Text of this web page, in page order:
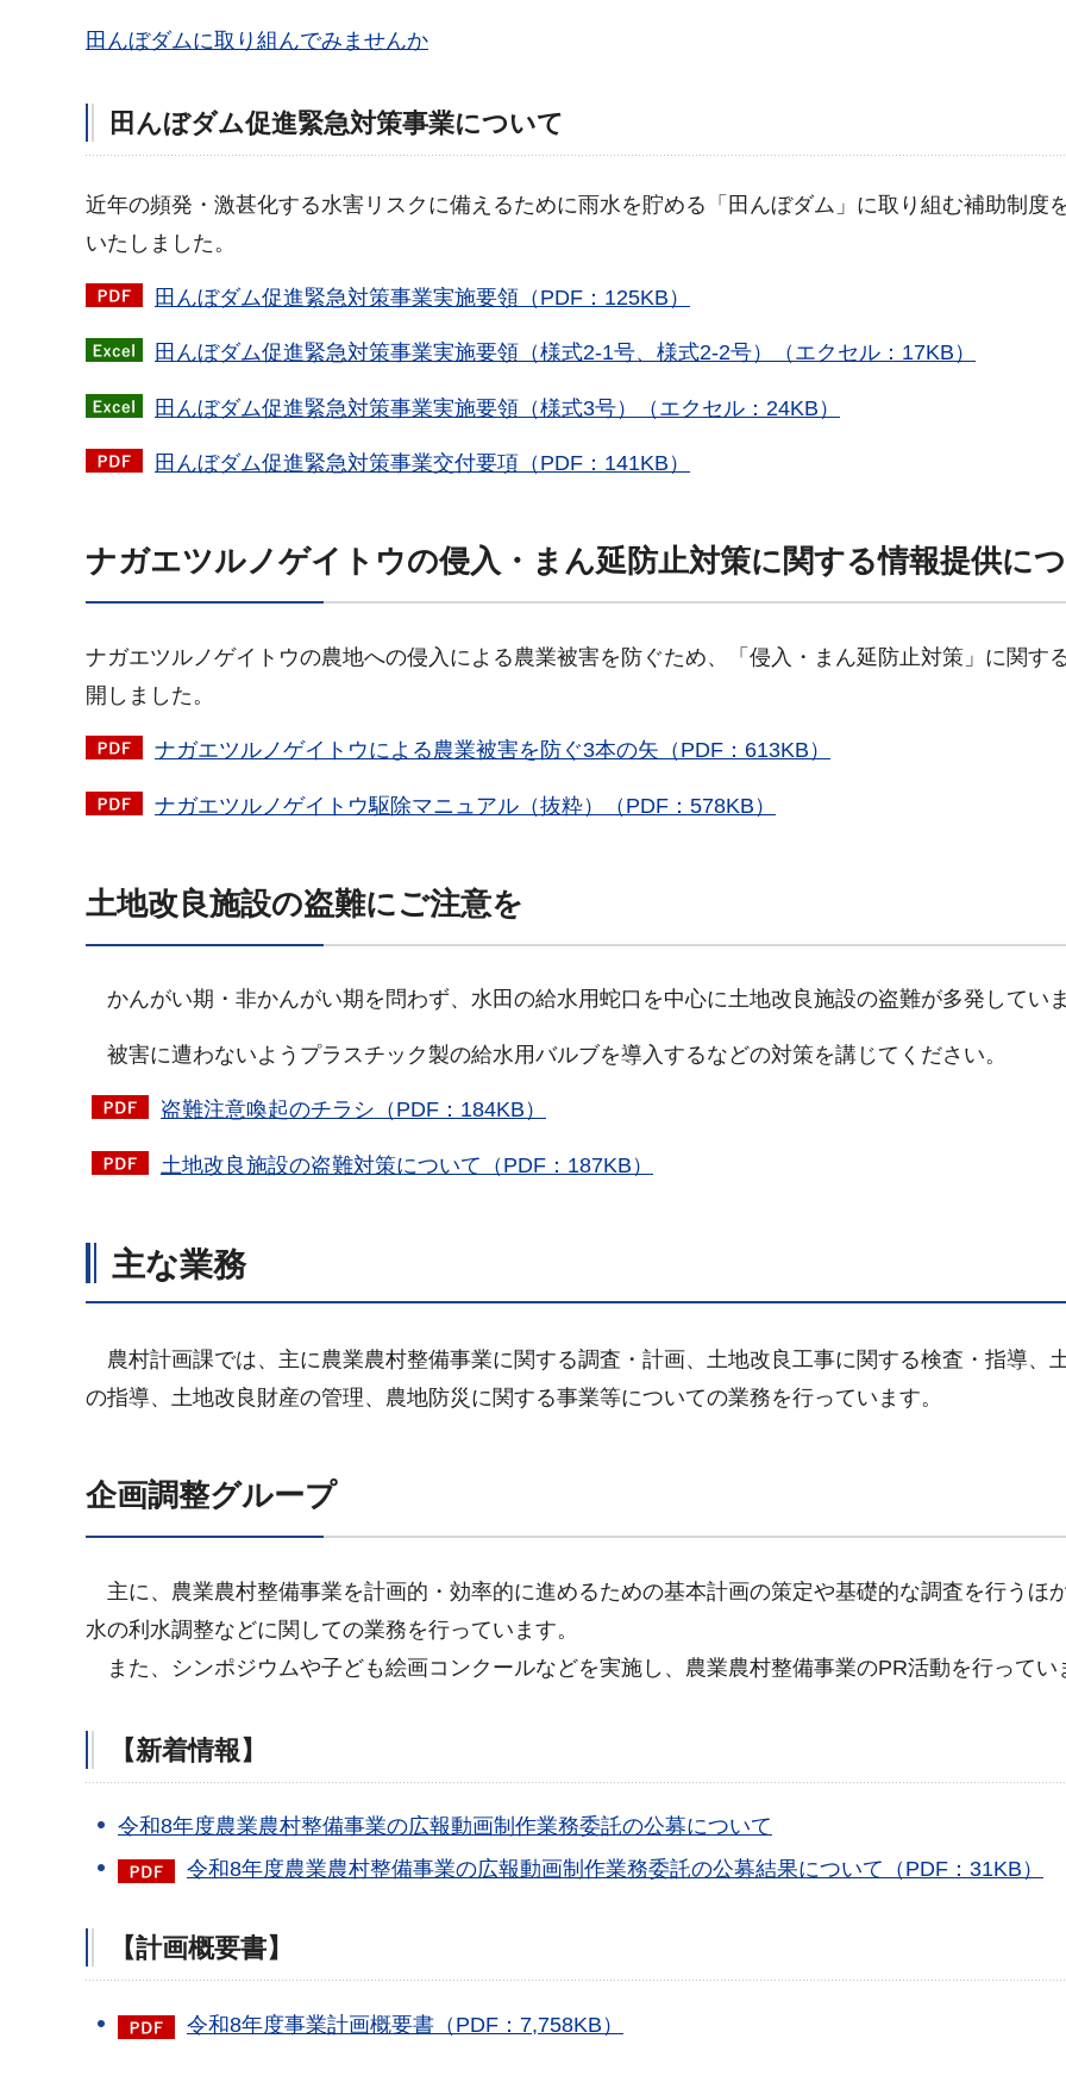
田んぼダムに取り組んでみませんか
田んぼダム促進緊急対策事業について
近年の頻発・激甚化する水害リスクに備えるために雨水を貯める「田んぼダム」に取り組む補助制度
いたしました。
田んぼダム促進緊急対策事業実施要領（PDF：125KB）
田んぼダム促進緊急対策事業実施要領（様式2-1号、様式2-2号）（エクセル：17KB）
田んぼダム促進緊急対策事業実施要領（様式3号）（エクセル：24KB）
田んぼダム促進緊急対策事業交付要項（PDF：141KB）
ナガエツルノゲイトウの侵入・まん延防止対策に関する情報提供に
ナガエツルノゲイトウの農地への侵入による農業被害を防ぐため、「侵入・まん延防止対策」に関す
開しました。
ナガエツルノゲイトウによる農業被害を防ぐ3本の矢（PDF：613KB）
ナガエツルノゲイトウ駆除マニュアル（抜粋）（PDF：578KB）
土地改良施設の盗難にご注意を
かんがい期・非かんがい期を問わず、水田の給水用蛇口を中心に土地改良施設の盗難が多発していま
被害に遭わないようプラスチック製の給水用バルブを導入するなどの対策を講じてください。
盗難注意喚起のチラシ（PDF：184KB）
土地改良施設の盗難対策について（PDF：187KB）
主な業務
農村計画課では、主に農業農村整備事業に関する調査・計画、土地改良工事に関する検査・指導、
の指導、土地改良財産の管理、農地防災に関する事業等についての業務を行っています。
企画調整グループ
主に、農業農村整備事業を計画的・効率的に進めるための基本計画の策定や基礎的な調査を行うほ
水の利水調整などに関しての業務を行っています。
また、シンポジウムや子ども絵画コンクールなどを実施し、農業農村整備事業のPR活動を行ってい
【新着情報】
令和8年度農業農村整備事業の広報動画制作業務委託の公募について
令和8年度農業農村整備事業の広報動画制作業務委託の公募結果について（PDF：31KB）
【計画概要書】
令和8年度事業計画概要書（PDF：7,758KB）